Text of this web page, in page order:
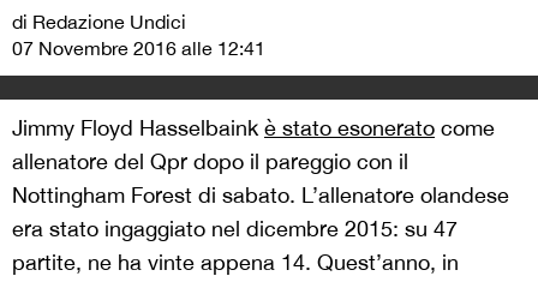
di Redazione Undici
07 Novembre 2016 alle 12:41
Jimmy Floyd Hasselbaink è stato esonerato come
allenatore del Qpr dopo il pareggio con il
Nottingham Forest di sabato. L’allenatore olandese
era stato ingaggiato nel dicembre 2015: su 47
partite, ne ha vinte appena 14. Quest’anno, in